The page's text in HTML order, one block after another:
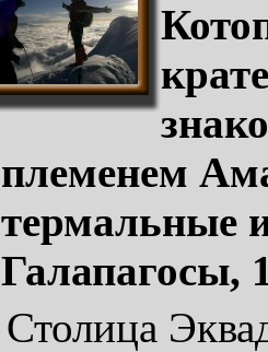
племенем
термальные
Галапагосы,
Столица